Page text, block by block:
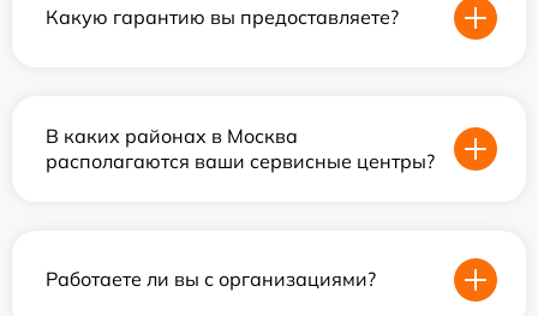
Какую гарантию вы предоставляете?
В каких районах в Москва
располагаются ваши сервисные центры?
Работаете ли вы с организациями?